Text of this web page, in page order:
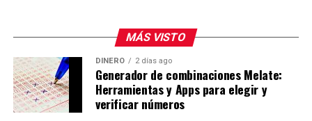
MÁS VISTO
DINERO 2 días ago
Generador de combinaciones Melate:
Herramientas y Apps para elegir y
verificar números